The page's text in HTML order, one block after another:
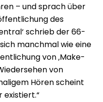
– und sprach über
des
schrieb der 66-
manchmal wie eine
von ‚Make-
von
Hören scheint
existiert.“